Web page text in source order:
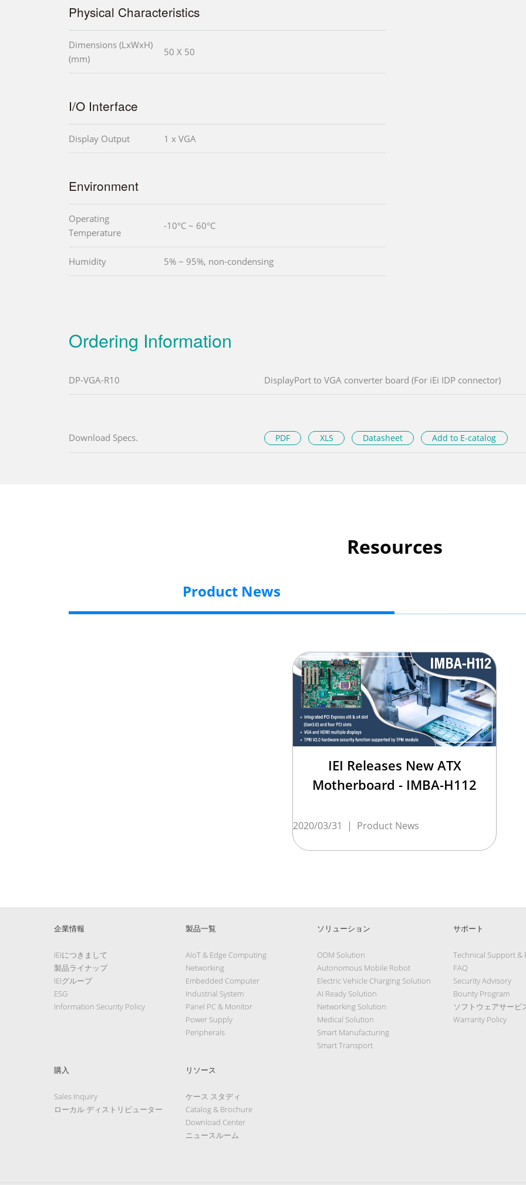
Physical Characteristics
Dimensions (LxWxH)
(mm)
50 X 50
I/O Interface
Display Output 1 x VGA
Environment
Operating
Temperature
-10°C ~ 60°C
Humidity 5% ~ 95%, non-condensing
Ordering Information
DP-VGA-R10 DisplayPort to VGA converter board (For iEi IDP connector)
Download Specs. PDF XLS Datasheet Add to E-catalog
Resources
Product News
IEI Releases New ATX
Motherboard - IMBA-H112
2020/03/31 | Product News
企業情報
IEIにつきまして
製品ライナップ
IEIグループ
ESG
Information Security Policy
製品一覧
AIoT & Edge Computing
Networking
Embedded Computer
Industrial System
Panel PC & Monitor
Power Supply
Peripherals
ソリューション
ODM Solution
Autonomous Mobile Robot
Electric Vehicle Charging Solution
AI Ready Solution
Networking Solution
Medical Solution
Smart Manufacturing
Smart Transport
サポート
Technical Support &
FAQ
Security Advisory
Bounty Program
ソフトウェアサービ
Warranty Policy
購入
Sales Inquiry
ローカル ディストリビューター
リソース
ケース スタディ
Catalog & Brochure
Download Center
ニュースルーム